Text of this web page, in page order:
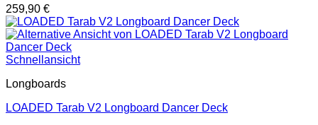
259,90 €
Schnellansicht
Longboards
LOADED Tarab V2 Longboard Dancer Deck